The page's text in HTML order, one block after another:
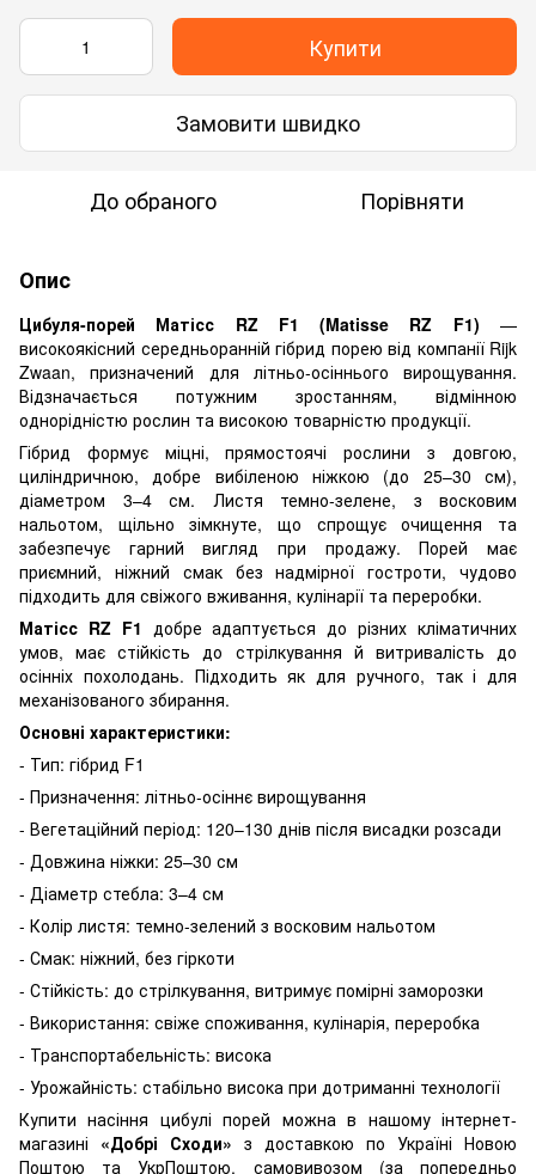
Купити
Замовити швидко
До обраного Порівняти
Опис
Цибуля-порей Матісс RZ F1 (Matisse RZ F1) —
високоякісний середньоранній гібрид порею від компанії Rijk
Zwaan, призначений для літньо-осіннього вирощування.
Відзначається потужним зростанням, відмінною
однорідністю рослин та високою товарністю продукції.
Гібрид формує міцні, прямостоячі рослини з довгою,
циліндричною, добре вибіленою ніжкою (до 25–30 см),
діаметром 3–4 см. Листя темно-зелене, з восковим
нальотом, щільно зімкнуте, що спрощує очищення та
забезпечує гарний вигляд при продажу. Порей має
приємний, ніжний смак без надмірної гостроти, чудово
підходить для свіжого вживання, кулінарії та переробки.
Матісс RZ F1 добре адаптується до різних кліматичних
умов, має стійкість до стрілкування й витривалість до
осінніх похолодань. Підходить як для ручного, так і для
механізованого збирання.
Основні характеристики:
- Тип: гібрид F1
- Призначення: літньо-осіннє вирощування
- Вегетаційний період: 120–130 днів після висадки розсади
- Довжина ніжки: 25–30 см
- Діаметр стебла: 3–4 см
- Колір листя: темно-зелений з восковим нальотом
- Смак: ніжний, без гіркоти
- Стійкість: до стрілкування, витримує помірні заморозки
- Використання: свіже споживання, кулінарія, переробка
- Транспортабельність: висока
- Урожайність: стабільно висока при дотриманні технології
Купити насіння цибулі порей можна в нашому інтернет-
магазині «Добрі Сходи» з доставкою по Україні Новою
Поштою та УкрПоштою, самовивозом (за попередньо